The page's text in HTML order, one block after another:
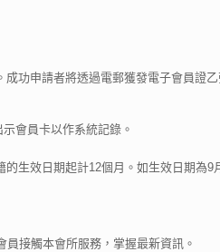
功申請者將透過電郵獲發電子會員證乙
會員卡以作系統記錄。
生效日期起計12個月。如生效日期為9
接觸本會所服務，掌握最新資訊。